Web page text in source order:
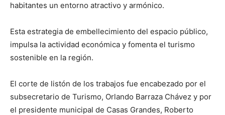
habitantes un entorno atractivo y armónico.
Esta estrategia de embellecimiento del espacio público,
impulsa la actividad económica y fomenta el turismo
sostenible en la región.
El corte de listón de los trabajos fue encabezado por el
subsecretario de Turismo, Orlando Barraza Chávez y por
el presidente municipal de Casas Grandes, Roberto